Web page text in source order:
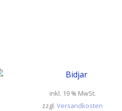
inkl. 19 % MwSt.
zzgl.Versandkosten